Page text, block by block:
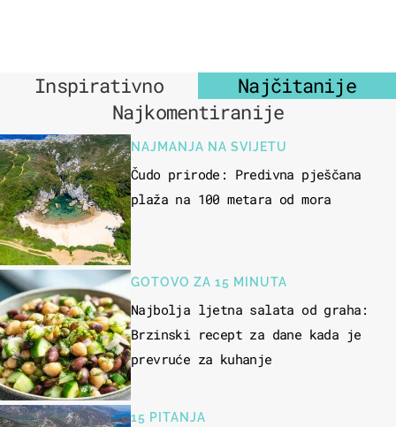
Inspirativno
Najčitanije
Najkomentiranije
NAJMANJA NA SVIJETU
Čudo prirode: Predivna pješčana
plaža na 100 metara od mora
GOTOVO ZA 15 MINUTA
Najbolja ljetna salata od graha:
Brzinski recept za dane kada je
prevruće za kuhanje
15 PITANJA